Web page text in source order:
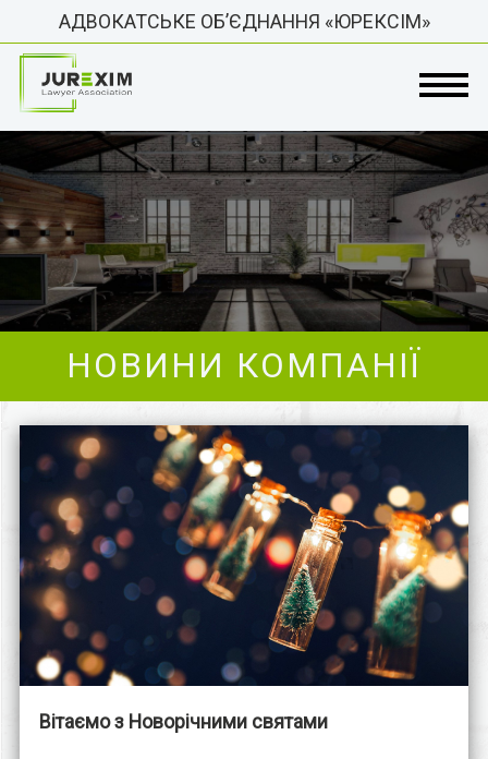
АДВОКАТСЬКЕ ОБ’ЄДНАННЯ «ЮРЕКСІМ»
НОВИНИ КОМПАНІЇ
Вітаємо з Новорічними святами